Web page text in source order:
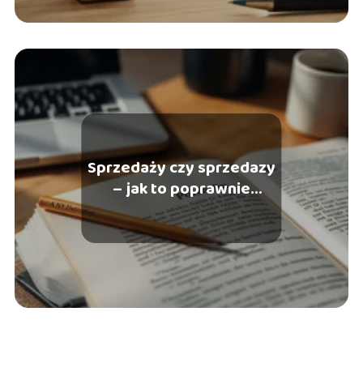
Sprzedaży czy sprzedazy
– jak to poprawnie
zapisać?